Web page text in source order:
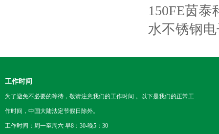
150FE茵
水不锈钢
工作时间
为了避免不必要的等待，敬请注意我们的工作时间 。以下是我们的正常工
作时间，中国大陆法定节假日除外。
工作时间：周一至周六 早8：30-晚5：30